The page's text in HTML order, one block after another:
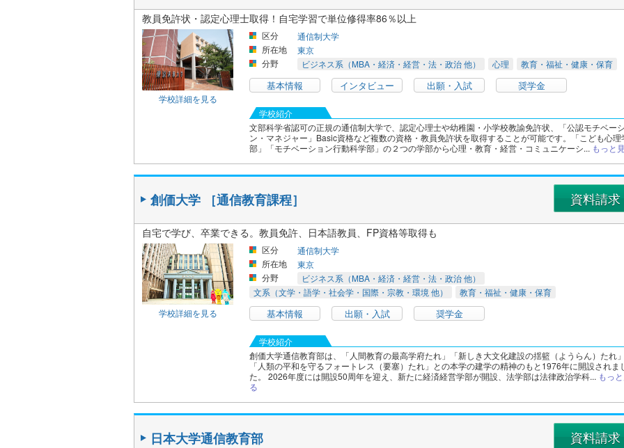
教員免許状・認定心理士取得！自宅学習で単位修得率86％以上
学校詳細を見る
区分
通信制大学
所在地
東京
分野
ビジネス系（MBA・経済・経営・法・政治 他） 心理 教育・福祉・健康・保育
基本情報 インタビュー 出願・入試 奨学金
学校紹介
文部科学省認可の正規の通信制大学で、認定心理士や幼稚園・小学校教諭免許状、「公認モチベー
ン・マネジャー」Basic資格など複数の資格・教員免許状を取得することが可能です。「こども心理
部」「モチベーション行動科学部」の２つの学部から心理・教育・経営・コミュニケーシ... もっと
創価大学 ［通信教育課程］ 資料請求
自宅で学び、卒業できる。教員免許、日本語教員、FP資格等取得も
学校詳細を見る
区分
通信制大学
所在地
東京
分野
ビジネス系（MBA・経済・経営・法・政治 他）
文系（文学・語学・社会学・国際・宗教・環境 他）
教育・福祉・健康・保育
基本情報 出願・入試 奨学金
学校紹介
創価大学通信教育部は、「人間教育の最高学府たれ」「新しき大文化建設の揺籃（ようらん）たれ」
「人類の平和を守るフォートレス（要塞）たれ」との本学の建学の精神のもと1976年に開設されま
た。 2026年度には開設50周年を迎え、新たに経済経営学部が開設、法学部は法律政治学科... もっと
る
日本大学通信教育部 資料請求